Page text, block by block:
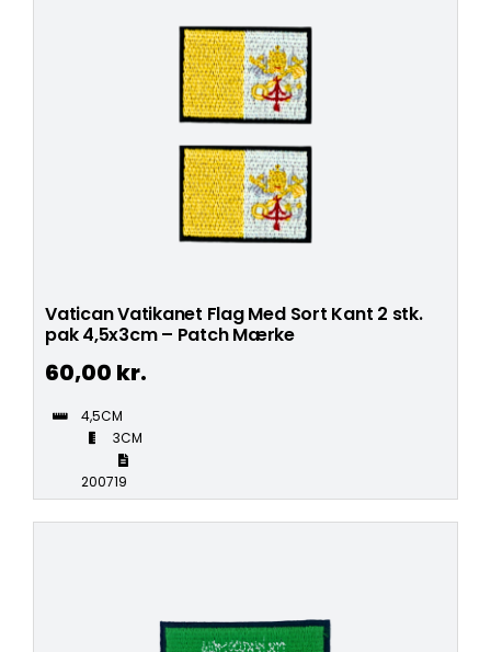
Vatican Vatikanet Flag Med Sort Kant 2 stk.
pak 4,5x3cm – Patch Mærke
60,00 kr.
4,5CM
3CM
200719